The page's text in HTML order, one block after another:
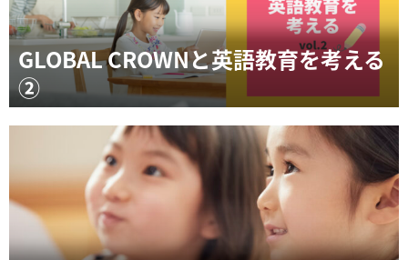
GLOBAL CROWNと英語教育を考える
②